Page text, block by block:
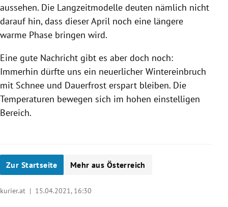
aussehen. Die Langzeitmodelle deuten nämlich nicht
darauf hin, dass dieser April noch eine längere
warme Phase bringen wird.
Eine gute Nachricht gibt es aber doch noch:
Immerhin dürfte uns ein neuerlicher Wintereinbruch
mit Schnee und Dauerfrost erspart bleiben. Die
Temperaturen bewegen sich im hohen einstelligen
Bereich.
Zur Startseite Mehr aus Österreich
kurier.at | 15.04.2021, 16:30